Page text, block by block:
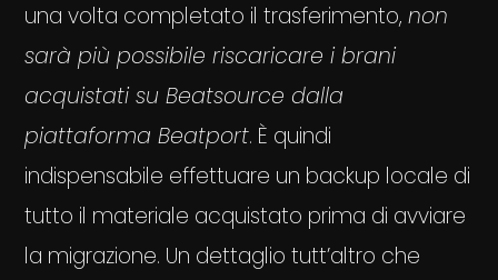
una volta completato il trasferimento,non
sarà più possibile riscaricare i brani
acquistati su Beatsource dalla
piattaforma Beatport. È quindi
indispensabile effettuare un backup locale di
tutto il materiale acquistato prima di avviare
la migrazione. Un dettaglio tutt’altro che